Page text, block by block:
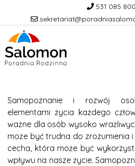
531 085 800
Samopoznanie i rozwój
elementami życia każdego
ważne dla osób wysoko
może być trudna do zrozumienia
cecha, która może być
wpływu na nasze życie.